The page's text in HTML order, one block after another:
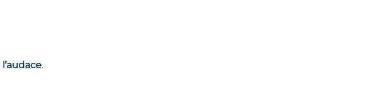
l’audace.